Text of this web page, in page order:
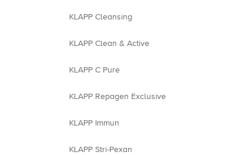
KLAPP Cleansing
KLAPP Clean & Active
KLAPP C Pure
KLAPP Repagen Exclusive
KLAPP Immun
KLAPP Stri-Pexan